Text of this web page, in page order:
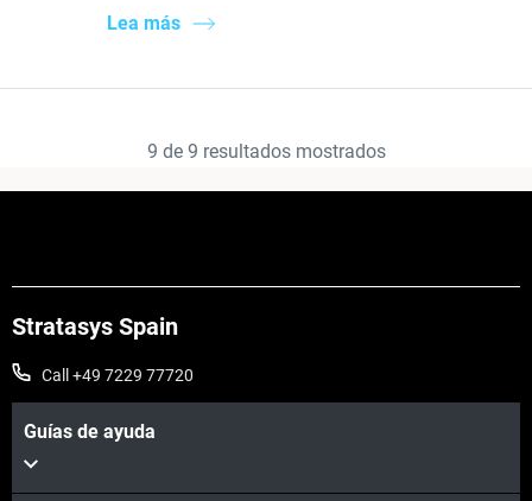
Lea más
9 de 9 resultados mostrados
Stratasys Spain
Call +49 7229 77720
Guías de ayuda